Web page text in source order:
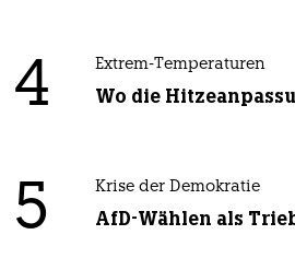
4 Extrem-Temperaturen
Wo die
5 Krise der Demokratie
AfD-Wählen als